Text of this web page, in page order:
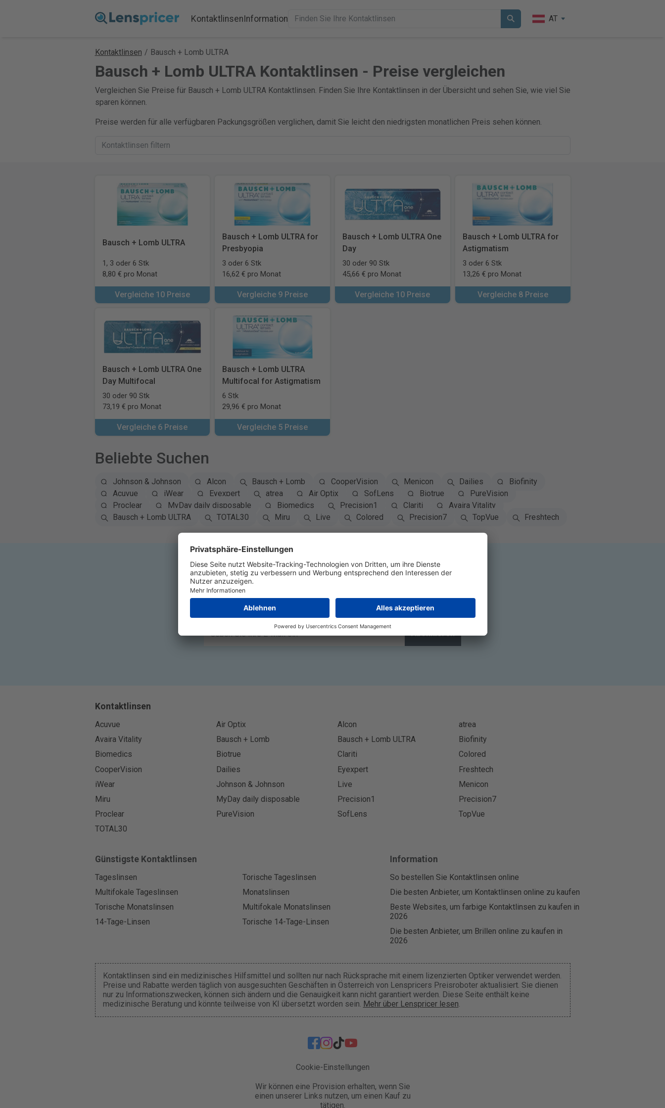
KontaktlinsenInformation AT
Kontaktlinsen / Bausch + Lomb ULTRA
Bausch + Lomb ULTRA Kontaktlinsen - Preise vergleichen
Vergleichen Sie Preise für Bausch + Lomb ULTRA Kontaktlinsen. Finden Sie Ihre Kontaktlinsen in der Übersicht und sehen Sie, wie viel Sie
sparen können.
Preise werden für alle verfügbaren Packungsgrößen verglichen, damit Sie leicht den niedrigsten monatlichen Preis sehen können.
Bausch + Lomb ULTRA
1, 3 oder 6 Stk
8,80 € pro Monat
Vergleiche 10 Preise
Bausch + Lomb ULTRA for
Presbyopia
3 oder 6 Stk
16,62 € pro Monat
Vergleiche 9 Preise
Bausch + Lomb ULTRA One
Day
30 oder 90 Stk
45,66 € pro Monat
Vergleiche 10 Preise
Bausch + Lomb ULTRA for
Astigmatism
3 oder 6 Stk
13,26 € pro Monat
Vergleiche 8 Preise
Bausch + Lomb ULTRA One
Day Multifocal
30 oder 90 Stk
73,19 € pro Monat
Vergleiche 6 Preise
Bausch + Lomb ULTRA
Multifocal for Astigmatism
6 Stk
29,96 € pro Monat
Vergleiche 5 Preise
Beliebte Suchen
Johnson & Johnson Alcon Bausch + Lomb CooperVision Menicon Dailies
Biofinity
Acuvue
iWear Eyexpert atrea Air Optix SofLens Biotrue
PureVision
Proclear
MyDay daily disposable Biomedics Precision1 Clariti
Avaira Vitality
Bausch + Lomb ULTRA
TOTAL30 Miru Live Colored Precision7 TopVue Freshtech
Für den Newsletter anmelden
Abonnieren
Kontaktlinsen
Acuvue Air Optix Alcon
atrea
Avaira Vitality
Bausch + Lomb Bausch + Lomb ULTRA
Biofinity
Biomedics
Biotrue Clariti
Colored
CooperVision
Dailies Eyexpert
Freshtech
iWear
Johnson & Johnson Live
Menicon
Miru
MyDay daily disposable Precision1
Precision7
Proclear
PureVision SofLens
TopVue
TOTAL30
Günstigste Kontaktlinsen
Tageslinsen
Torische Tageslinsen
Multifokale Tageslinsen
Monatslinsen
Torische Monatslinsen
Multifokale Monatslinsen
14-Tage-Linsen
Torische 14-Tage-Linsen
Information
So bestellen Sie Kontaktlinsen online
Die besten Anbieter, um Kontaktlinsen online zu kaufen
Beste Websites, um farbige Kontaktlinsen zu kaufen in
2026
Die besten Anbieter, um Brillen online zu kaufen in
2026
Kontaktlinsen sind ein medizinisches Hilfsmittel und sollten nur nach Rücksprache mit einem lizenzierten Optiker verwendet werden.
Preise und Rabatte werden täglich von ausgesuchten Geschäften in Österreich von Lenspricers Preisroboter aktualisiert. Sie dienen
nur zu Informationszwecken, können sich ändern und die Genauigkeit kann nicht garantiert werden. Diese Seite enthält keine
medizinische Beratung und könnte teilweise von KI übersetzt worden sein. Mehr über Lenspricer lesen.
Cookie-Einstellungen
Wir können eine Provision erhalten, wenn Sie
einen unserer Links nutzen, um einen Kauf zu
tätigen.